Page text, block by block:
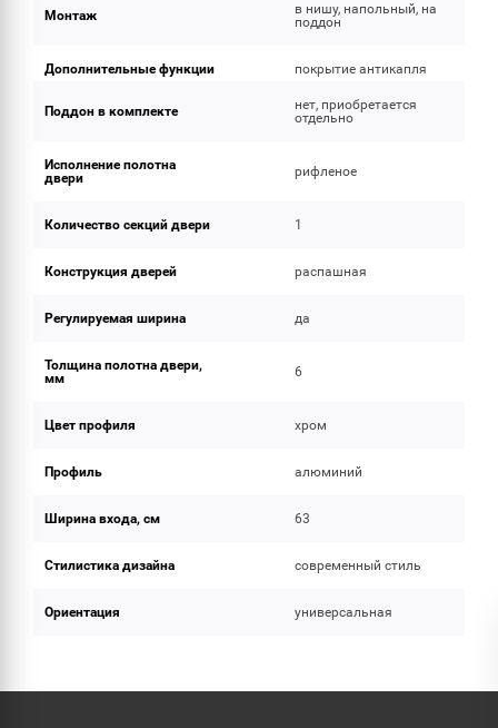
Монтаж
в нишу, напольный, на
поддон
Дополнительные функции покрытие антикапля
Поддон в комплекте
нет, приобретается
отдельно
Исполнение полотна
двери
рифленое
Количество секций двери 1
Конструкция дверей распашная
Регулируемая ширина да
Толщина полотна двери,
мм
6
Цвет профиля хром
Профиль алюминий
Ширина входа, см 63
Стилистика дизайна современный стиль
Ориентация универсальная